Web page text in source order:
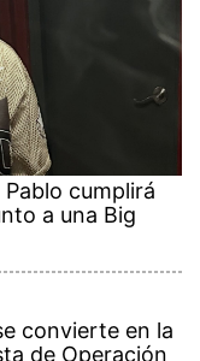
Pablo cumplirá
a una Big
convierte en la
de Operación